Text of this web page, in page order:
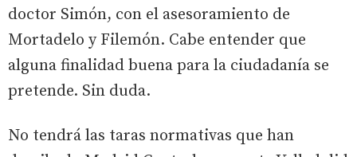
doctor Simón, con el asesoramiento de
Mortadelo y Filemón. Cabe entender que
alguna finalidad buena para la ciudadanía se
pretende. Sin duda.
No tendrá las taras normativas que han